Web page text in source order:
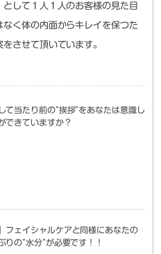
として１人１人のお客様の見た目
なく体の内面からキレイを保つた
させて頂いています。
て当たり前の”挨拶”をあなたは意識し
できていますか？
フェイシャルケアと同様にあなたの
りの”水分”が必要です！！